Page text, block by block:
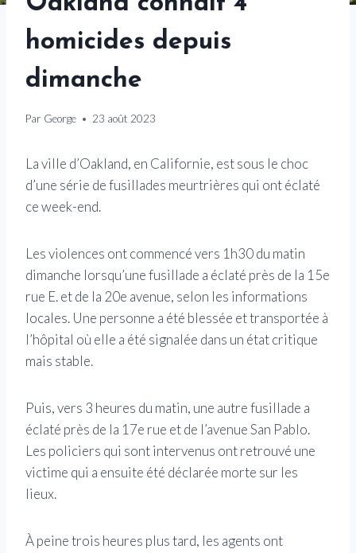
homicides depuis
dimanche
Par George 23 août 2023
La ville d’Oakland, en Californie, est sous le choc
d’une série de fusillades meurtrières qui ont éclaté
ce week-end.
Les violences ont commencé vers 1h30 du matin
dimanche lorsqu’une fusillade a éclaté près de la 15e
rue E. et de la 20e avenue, selon les informations
locales. Une personne a été blessée et transportée à
l’hôpital où elle a été signalée dans un état critique
mais stable.
Puis, vers 3 heures du matin, une autre fusillade a
éclaté près de la 17e rue et de l’avenue San Pablo.
Les policiers qui sont intervenus ont retrouvé une
victime qui a ensuite été déclarée morte sur les
lieux.
À peine trois heures plus tard, les agents ont